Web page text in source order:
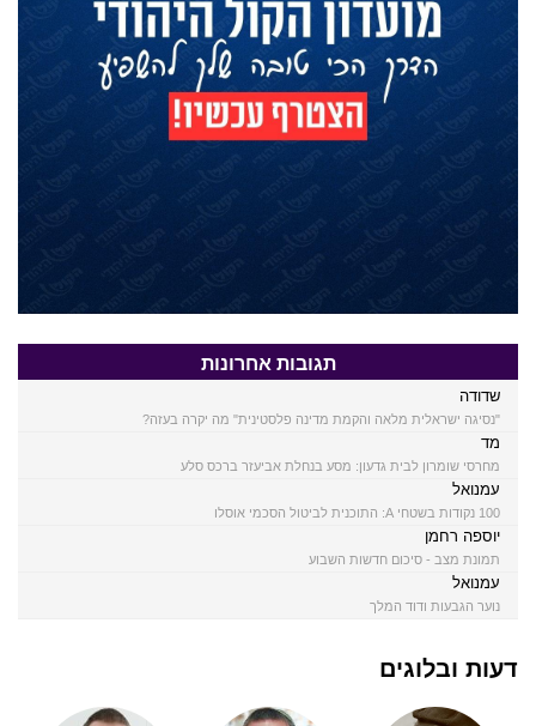
תגובות אחרונות
שדודה
"נסיגה ישראלית מלאה והקמת מדינה פלסטינית" מה יקרה בעזה?
מד
מחרסי שומרון לבית גדעון: מסע בנחלת אביעזר ברכס סלע
עמנואל
100 נקודות בשטחי A: התוכנית לביטול הסכמי אוסלו
יוספה רחמן
תמונת מצב - סיכום חדשות השבוע
עמנואל
נוער הגבעות ודוד המלך
דעות ובלוגים